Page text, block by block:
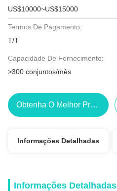
US$10000~US$15000
Termos De Pagamento:
T/T
Capacidade De Fornecimento:
>300 conjuntos/mês
Obtenha O Melhor Preço
Informações Detalhadas
Informações Detalhadas